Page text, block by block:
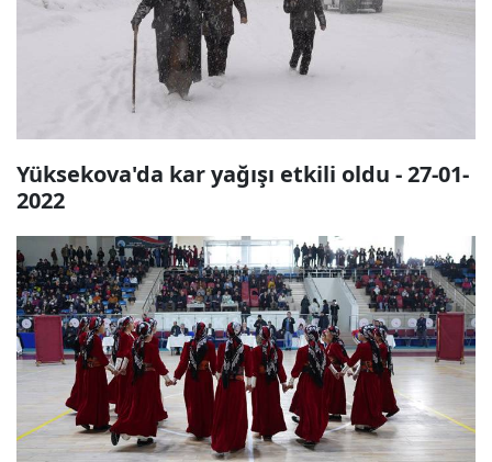
Yüksekova'da kar yağışı etkili oldu - 27-01-
2022